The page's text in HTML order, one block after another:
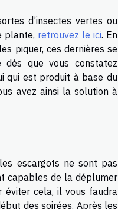
d’insectes vertes ou
plante, retrouvez le ici. En
piquer, ces dernières se
dès que vous constatez
qui est produit à base du
avez ainsi la solution à
escargots ne sont pas
capables de la déplumer
éviter cela, il vous faudra
des soirées. Après les